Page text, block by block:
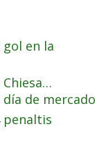
gol en la
Chiesa…
de mercado
penaltis